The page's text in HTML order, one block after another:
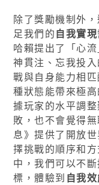
除了獎勵機制外
足我們的自我實現
哈賴提出了「心
神貫注、忘我投
戰與自身能力相
種狀態能帶來極
據玩家的水平調
敗，也不會覺得
息》提供了開放
擇挑戰的順序和
中，我們可以不
標，體驗到 自我